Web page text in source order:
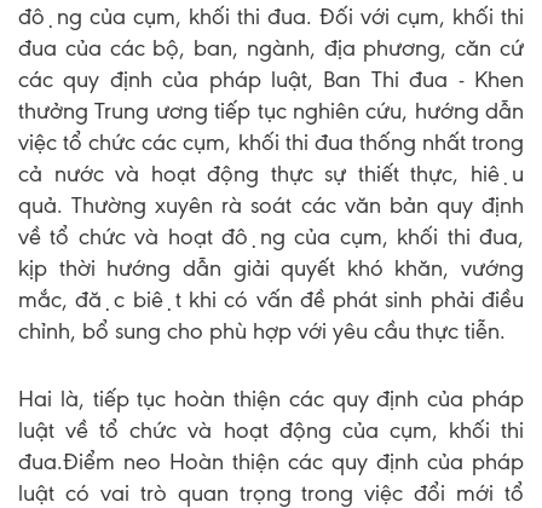
động của cụm, khối thi đua. Đối với cụm, khối thi
đua của các bộ, ban, ngành, địa phương, căn cứ
các quy định của pháp luật, Ban Thi đua - Khen
thưởng Trung ương tiếp tục nghiên cứu, hướng dẫn
việc tổ chức các cụm, khối thi đua thống nhất trong
cả nước và hoạt động thực sự thiết thực, hiệu
quả. Thường xuyên rà soát các văn bản quy định
về tổ chức và hoạt động của cụm, khối thi đua,
kịp thời hướng dẫn giải quyết khó khăn, vướng
mắc, đặc biệt khi có vấn đề phát sinh phải điều
chỉnh, bổ sung cho phù hợp với yêu cầu thực tiễn.
Hai là, tiếp tục hoàn thiện các quy định của pháp
luật về tổ chức và hoạt động của cụm, khối thi
đua.Điểm neo Hoàn thiện các quy định của pháp
luật có vai trò quan trọng trong việc đổi mới tổ